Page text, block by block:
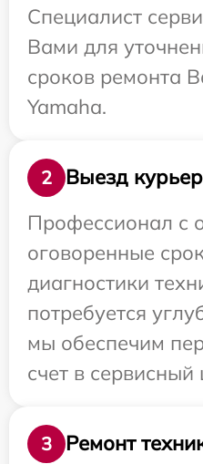
Специалист
Вами для
сроков ремонта
Yamaha.
2
Выезд
Профессионал с
оговоренные
диагностики
потребуется
мы обеспечим
счет в сервисный
3 Ремонт